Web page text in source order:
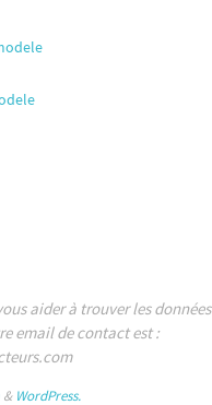
aider à trouver les données
email de contact est :
& WordPress.